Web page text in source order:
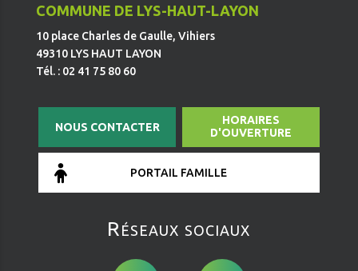
COMMUNE DE LYS-HAUT-LAYON
10 place Charles de Gaulle, Vihiers
49310 LYS HAUT LAYON
Tél. : 02 41 75 80 60
NOUS CONTACTER
HORAIRES
D'OUVERTURE
PORTAIL FAMILLE
Réseaux sociaux